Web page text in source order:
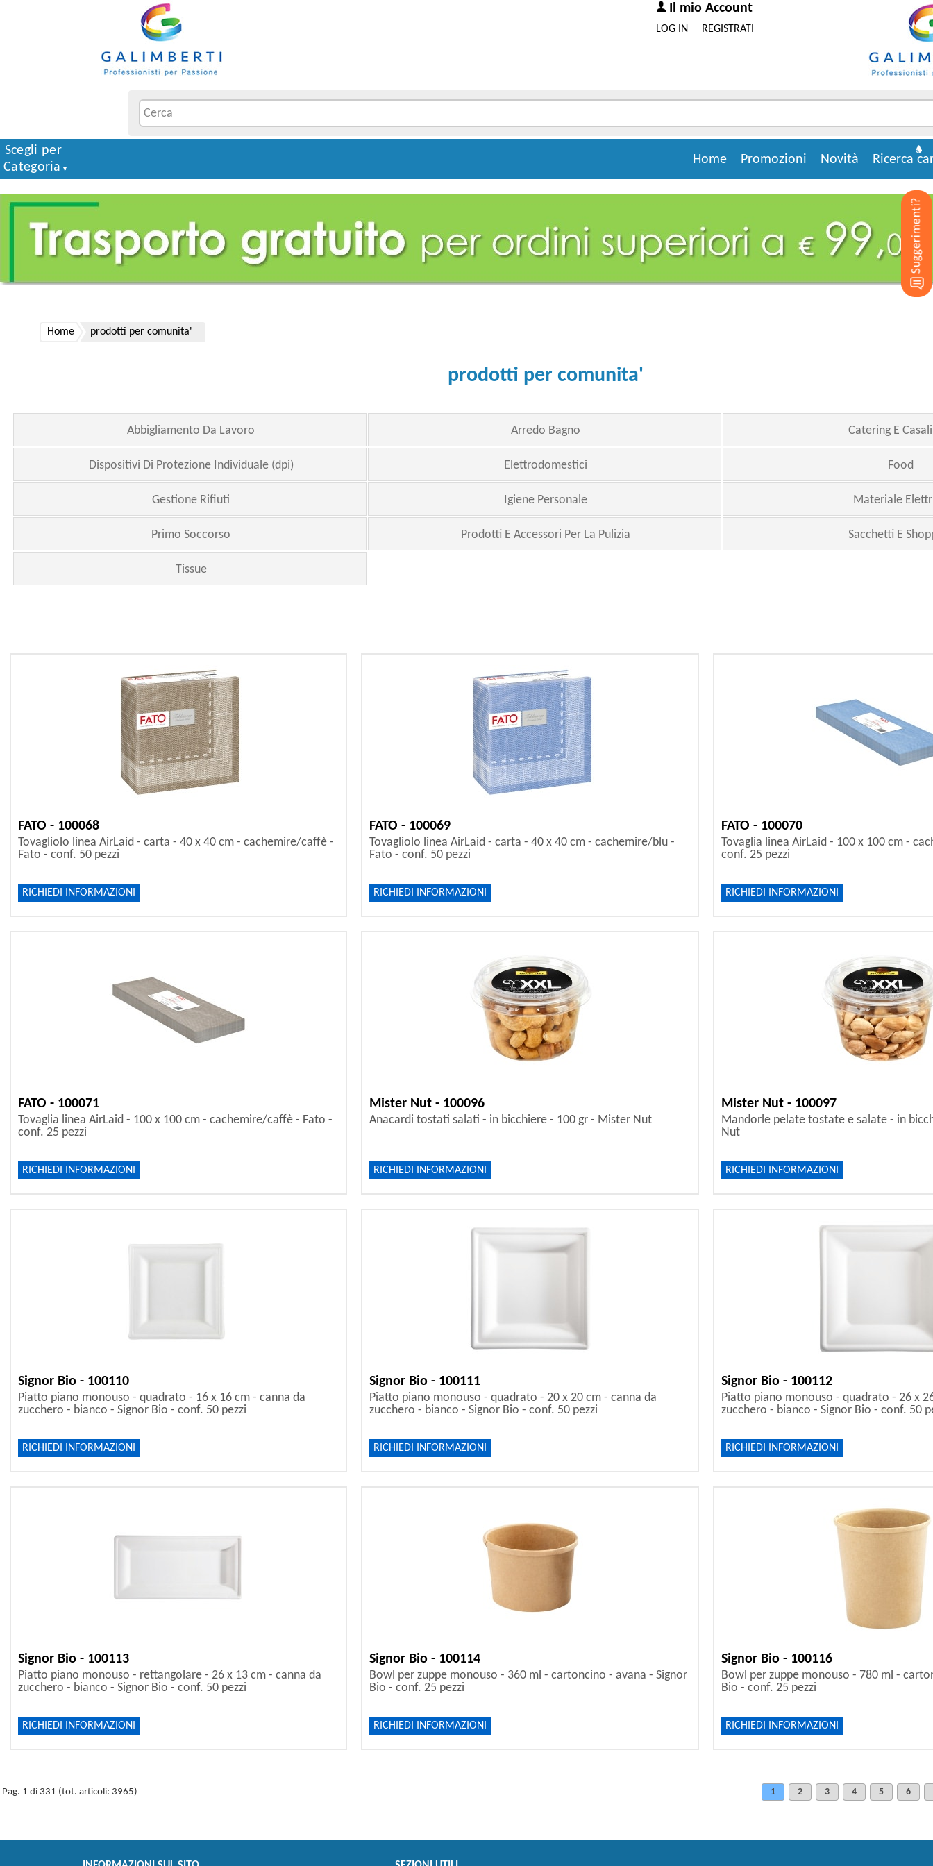
Il mio Account
REGISTRATI
LOG IN
Ricerca
Novità
Promozioni
Home
Scegli per
Categoria
Home prodotti per comunita'
prodotti per comunita'
Abbigliamento Da Lavoro Arredo Bagno Catering E
Dispositivi Di Protezione Individuale (dpi) Elettrodomestici Food
Gestione Rifiuti Igiene Personale Materiale
Primo Soccorso Prodotti E Accessori Per La Pulizia Sacchetti E
Tissue
FATO - 100068
Tovagliolo linea AirLaid - carta - 40 x 40 cm - cachemire/caffè -
Fato - conf. 50 pezzi
RICHIEDI INFORMAZIONI
FATO - 100069
Tovagliolo linea AirLaid - carta - 40 x 40 cm - cachemire/blu -
Fato - conf. 50 pezzi
RICHIEDI INFORMAZIONI
FATO - 100070
Tovaglia linea AirLaid - 100 x 100 cm -
conf. 25 pezzi
RICHIEDI INFORMAZIONI
FATO - 100071
Tovaglia linea AirLaid - 100 x 100 cm - cachemire/caffè - Fato -
conf. 25 pezzi
RICHIEDI INFORMAZIONI
Mister Nut - 100096
Anacardi tostati salati - in bicchiere - 100 gr - Mister Nut
RICHIEDI INFORMAZIONI
Mister Nut - 100097
Mandorle pelate tostate e salate - in
Nut
RICHIEDI INFORMAZIONI
Signor Bio - 100110
Piatto piano monouso - quadrato - 16 x 16 cm - canna da
zucchero - bianco - Signor Bio - conf. 50 pezzi
RICHIEDI INFORMAZIONI
Signor Bio - 100111
Piatto piano monouso - quadrato - 20 x 20 cm - canna da
zucchero - bianco - Signor Bio - conf. 50 pezzi
RICHIEDI INFORMAZIONI
Signor Bio - 100112
Piatto piano monouso - quadrato - 26 x
zucchero - bianco - Signor Bio - conf. 50
RICHIEDI INFORMAZIONI
Signor Bio - 100113
Piatto piano monouso - rettangolare - 26 x 13 cm - canna da
zucchero - bianco - Signor Bio - conf. 50 pezzi
RICHIEDI INFORMAZIONI
Signor Bio - 100114
Bowl per zuppe monouso - 360 ml - cartoncino - avana - Signor
Bio - conf. 25 pezzi
RICHIEDI INFORMAZIONI
Signor Bio - 100116
Bowl per zuppe monouso - 780 ml -
Bio - conf. 25 pezzi
RICHIEDI INFORMAZIONI
Pag. 1 di 331 (tot. articoli: 3965) 1 2 3 4 5 6